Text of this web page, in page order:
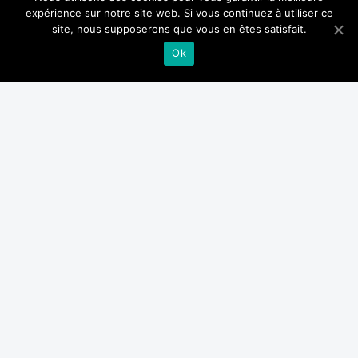
expérience sur notre site web. Si vous continuez à utiliser ce
site, nous supposerons que vous en êtes satisfait.
Ok